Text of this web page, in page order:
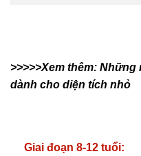
>>>>>Xem thêm: Những
dành cho diện tích nhỏ
Giai đoạn 8-12 tuổi: